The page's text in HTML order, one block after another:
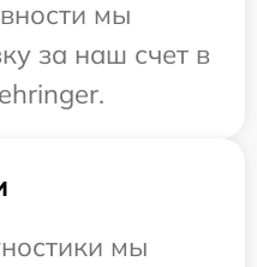
мы
за наш счет в
мы